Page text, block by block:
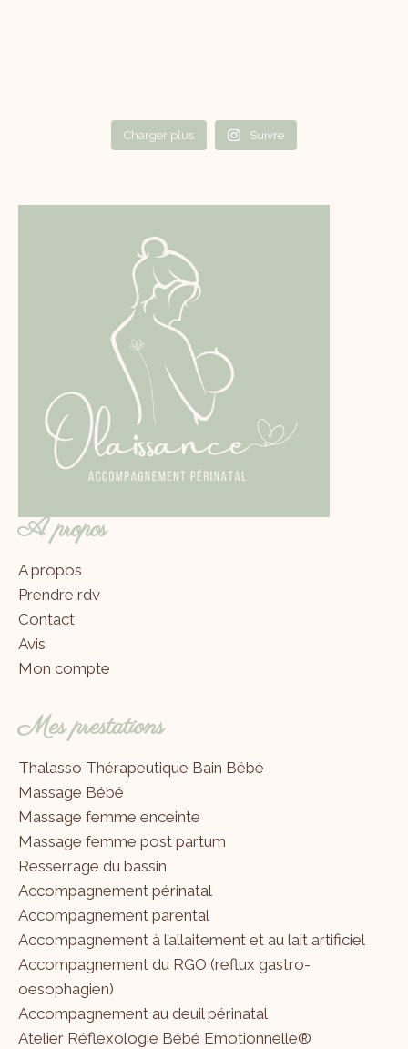
Charger plus Suivre
A propos
A propos
Prendre rdv
Contact
Avis
Mon compte
Mes prestations
Thalasso Thérapeutique Bain Bébé
Massage Bébé
Massage femme enceinte
Massage femme post partum
Resserrage du bassin
Accompagnement périnatal
Accompagnement parental
Accompagnement à l’allaitement et au lait artificiel
Accompagnement du RGO (reflux gastro-
oesophagien)
Accompagnement au deuil périnatal
Atelier Réflexologie Bébé Emotionnelle®